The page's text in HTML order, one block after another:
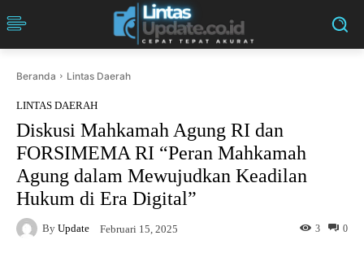
Beranda Lintas Daerah
LINTAS DAERAH
Diskusi Mahkamah Agung RI dan
FORSIMEMA RI “Peran Mahkamah
Agung dalam Mewujudkan Keadilan
Hukum di Era Digital”
By Update Februari 15, 2025 0
3